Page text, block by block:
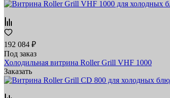
192 084 ₽
Под заказ
Холодильная витрина Roller Grill VHF 1000
Заказать